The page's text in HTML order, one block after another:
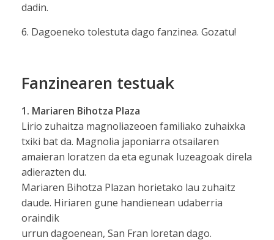
dadin.
6. Dagoeneko tolestuta dago fanzinea. Gozatu!
Fanzinearen testuak
1. Mariaren Bihotza Plaza
Lirio zuhaitza magnoliazeoen familiako zuhaixka
txiki bat da. Magnolia japoniarra otsailaren
amaieran loratzen da eta egunak luzeagoak direla
adierazten du.
Mariaren Bihotza Plazan horietako lau zuhaitz
daude. Hiriaren gune handienean udaberria
oraindik
urrun dagoenean, San Fran loretan dago.